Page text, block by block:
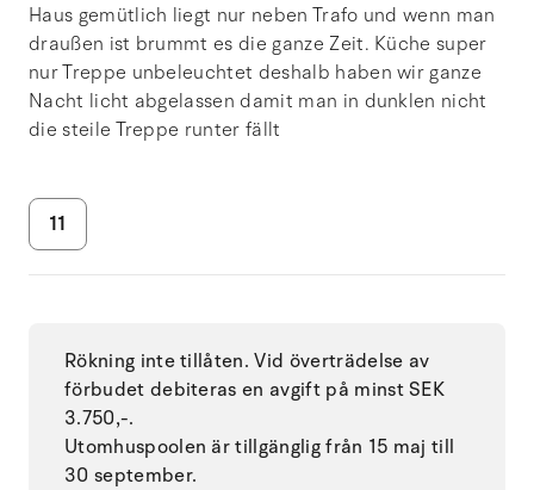
Haus gemütlich liegt nur neben Trafo und wenn man
draußen ist brummt es die ganze Zeit. Küche super
nur Treppe unbeleuchtet deshalb haben wir ganze
Nacht licht abgelassen damit man in dunklen nicht
die steile Treppe runter fällt
11
Rökning inte tillåten. Vid överträdelse av
förbudet debiteras en avgift på minst SEK
3.750,-.
Utomhuspoolen är tillgänglig från 15 maj till
30 september.